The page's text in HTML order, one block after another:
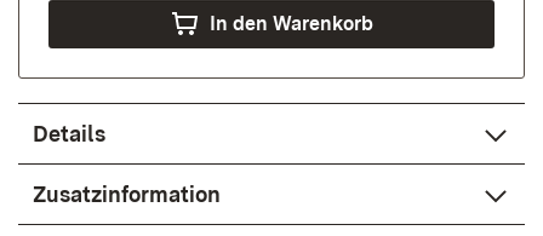
In den Warenkorb
Details
Zusatzinformation